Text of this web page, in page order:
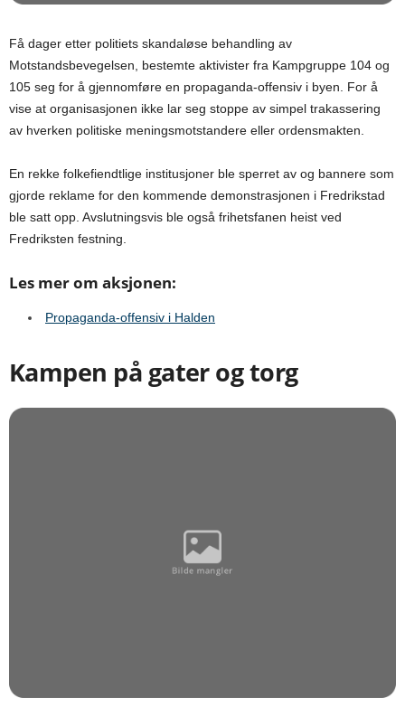
Få dager etter politiets skandaløse behandling av
Motstandsbevegelsen, bestemte aktivister fra Kampgruppe 104 og
105 seg for å gjennomføre en propaganda-offensiv i byen. For å
vise at organisasjonen ikke lar seg stoppe av simpel trakassering
av hverken politiske meningsmotstandere eller ordensmakten.
En rekke folkefiendtlige institusjoner ble sperret av og bannere som
gjorde reklame for den kommende demonstrasjonen i Fredrikstad
ble satt opp. Avslutningsvis ble også frihetsfanen heist ved
Fredriksten festning.
Les mer om aksjonen:
Propaganda-offensiv i Halden
Kampen på gater og torg